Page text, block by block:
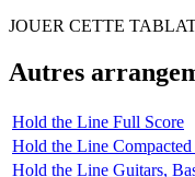
JOUER CETTE
Autres
Hold the Line Full Score
Hold the Line
Hold the Line Guitars,